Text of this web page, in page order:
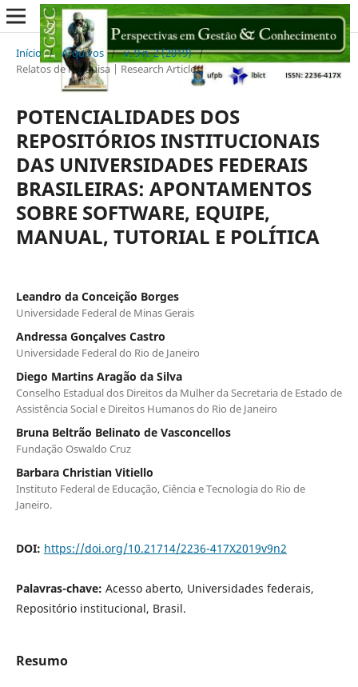
Início / Arquivos / v. 9 n. 2 (2019) /
Relatos de Pesquisa | Research Articles
POTENCIALIDADES DOS
REPOSITÓRIOS INSTITUCIONAIS
DAS UNIVERSIDADES FEDERAIS
BRASILEIRAS: APONTAMENTOS
SOBRE SOFTWARE, EQUIPE,
MANUAL, TUTORIAL E POLÍTICA
Leandro da Conceição Borges
Universidade Federal de Minas Gerais
Andressa Gonçalves Castro
Universidade Federal do Rio de Janeiro
Diego Martins Aragão da Silva
Conselho Estadual dos Direitos da Mulher da Secretaria de Estado de
Assistência Social e Direitos Humanos do Rio de Janeiro
Bruna Beltrão Belinato de Vasconcellos
Fundação Oswaldo Cruz
Barbara Christian Vitiello
Instituto Federal de Educação, Ciência e Tecnologia do Rio de
Janeiro.
DOI: https://doi.org/10.21714/2236-417X2019v9n2
Palavras-chave: Acesso aberto, Universidades federais,
Repositório institucional, Brasil.
Resumo